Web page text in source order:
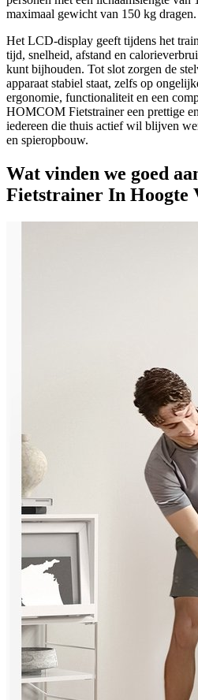
maximaal gewicht van 150 kg dragen.
Het LCD-display geeft tijdens het
tijd, snelheid, afstand en
kunt bijhouden. Tot slot zorgen de
apparaat stabiel staat, zelfs op
ergonomie, functionaliteit en een
HOMCOM Fietstrainer een prettige
iedereen die thuis actief wil blijven
en spieropbouw.
Wat vinden we goed
Fietstrainer In Hoogte